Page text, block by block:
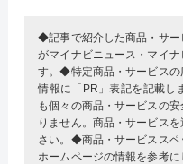
◆記事で紹介した商品・サー
がマイナビニュース・マイ
す。◆特定商品・サービスの
情報に「PR」表記を記載し
も個々の商品・サービスの
りません。商品・サービス
さい。◆商品・サービススペ
ホームページの情報を参考